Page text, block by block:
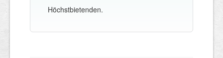
Höchstbietenden.